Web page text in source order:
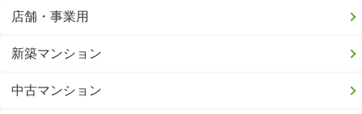
店舗・事業用
新築マンション
中古マンション